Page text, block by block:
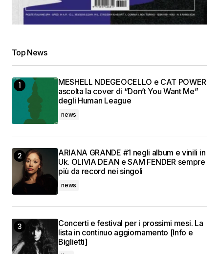
Top News
MESHELL NDEGEOCELLO e CAT POWER
ascolta la cover di “Don’t You Want Me”
degli Human League
news
ARIANA GRANDE #1 negli album e vinili in
Uk. OLIVIA DEAN e SAM FENDER sempre
più da record nei singoli
news
Concerti e festival per i prossimi mesi. La
lista in continuo aggiornamento [Info e
Biglietti]